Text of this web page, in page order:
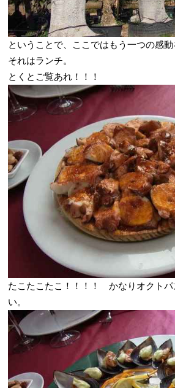
ということで、ここではもう一つの感動
それはランチ。
とくとご覧あれ！！！
たこたこたこ！！！！ かなりオクトパ
い。